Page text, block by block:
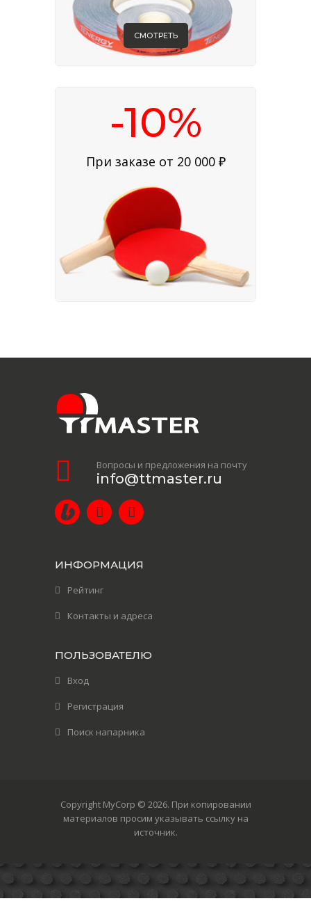
СМОТРЕТЬ
-10%
При заказе от 20 000 ₽
Вопросы и предложения на почту
info@ttmaster.ru
ИНФОРМАЦИЯ
Рейтинг
Контакты и адреса
ПОЛЬЗОВАТЕЛЮ
Вход
Регистрация
Поиск напарника
Copyright MyCorp © 2026. При копировании
материалов просим указывать ссылку на
источник.